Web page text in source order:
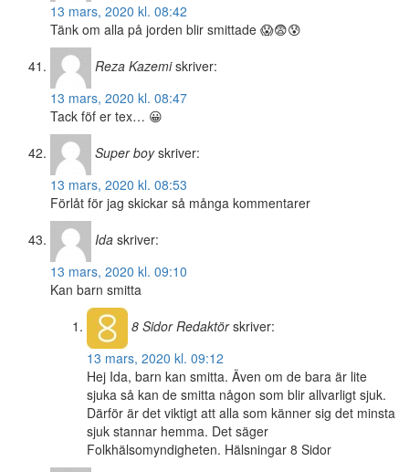
13 mars, 2020 kl. 08:42
Tänk om alla på jorden blir smittade 😱😨😰
Reza Kazemi skriver:
13 mars, 2020 kl. 08:47
Tack föf er tex… 😀
Super boy skriver:
13 mars, 2020 kl. 08:53
Förlåt för jag skickar så många kommentarer
Ida skriver:
13 mars, 2020 kl. 09:10
Kan barn smitta
8 SidorRedaktör skriver:
13 mars, 2020 kl. 09:12
Hej Ida, barn kan smitta. Även om de bara är lite
sjuka så kan de smitta någon som blir allvarligt sjuk.
Därför är det viktigt att alla som känner sig det minsta
sjuk stannar hemma. Det säger
Folkhälsomyndigheten. Hälsningar 8 Sidor